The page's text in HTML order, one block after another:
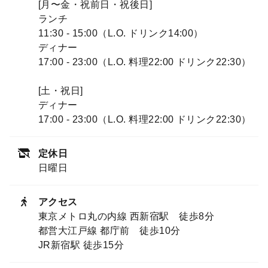
[月〜金・祝前日・祝後日]
ランチ
11:30 - 15:00（L.O. ドリンク14:00）
ディナー
17:00 - 23:00（L.O. 料理22:00 ドリンク22:30）
[土・祝日]
ディナー
17:00 - 23:00（L.O. 料理22:00 ドリンク22:30）
定休日
日曜日
アクセス
東京メトロ丸の内線 西新宿駅 徒歩8分
都営大江戸線 都庁前 徒歩10分
JR新宿駅 徒歩15分